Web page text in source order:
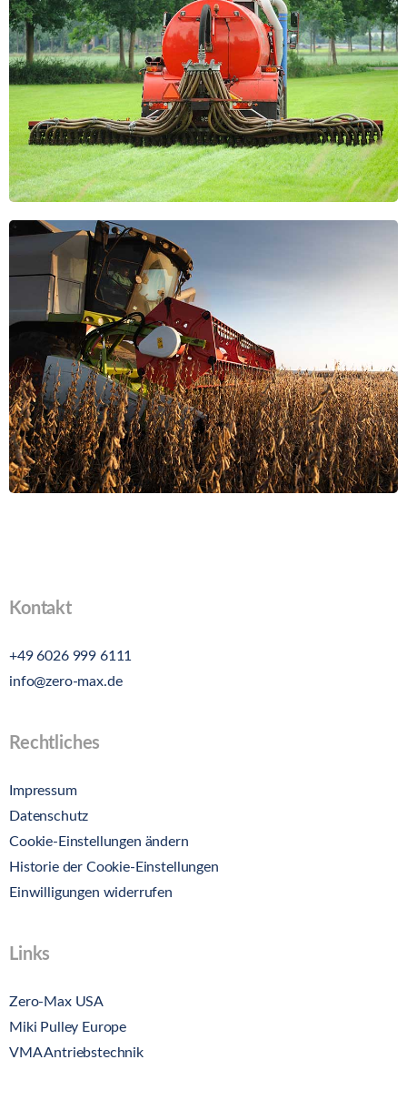
Kontakt
+49 6026 999 6111
info@zero-max.de
Rechtliches
Impressum
Datenschutz
Cookie-Einstellungen ändern
Historie der Cookie-Einstellungen
Einwilligungen widerrufen
Links
Zero-Max USA
Miki Pulley Europe
VMA Antriebstechnik